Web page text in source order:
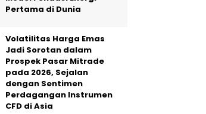
Pertama di Dunia
Volatilitas Harga Emas
Jadi Sorotan dalam
Prospek Pasar Mitrade
pada 2026, Sejalan
dengan Sentimen
Perdagangan Instrumen
CFD di Asia